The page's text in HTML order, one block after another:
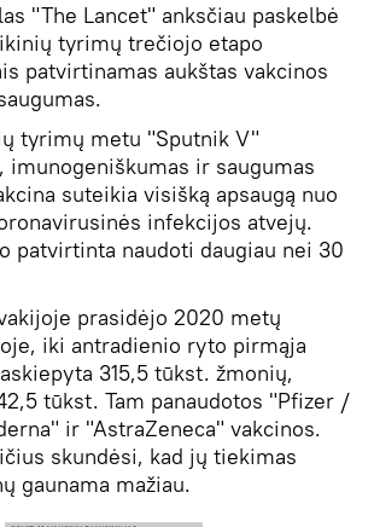
"The Lancet" anksčiau paskelbė
tyrimų trečiojo etapo
patvirtinamas aukštas vakcinos
tyrimų metu "Sputnik V"
imunogeniškumas ir saugumas
suteikia visišką apsaugą nuo
infekcijos atvejų.
patvirtinta naudoti daugiau nei 30
prasidėjo 2020 metų
iki antradienio ryto pirmąja
315,5 tūkst. žmonių,
tūkst. Tam panaudotos "Pfizer /
ir "AstraZeneca" vakcinos.
skundėsi, kad jų tiekimas
gaunama mažiau.